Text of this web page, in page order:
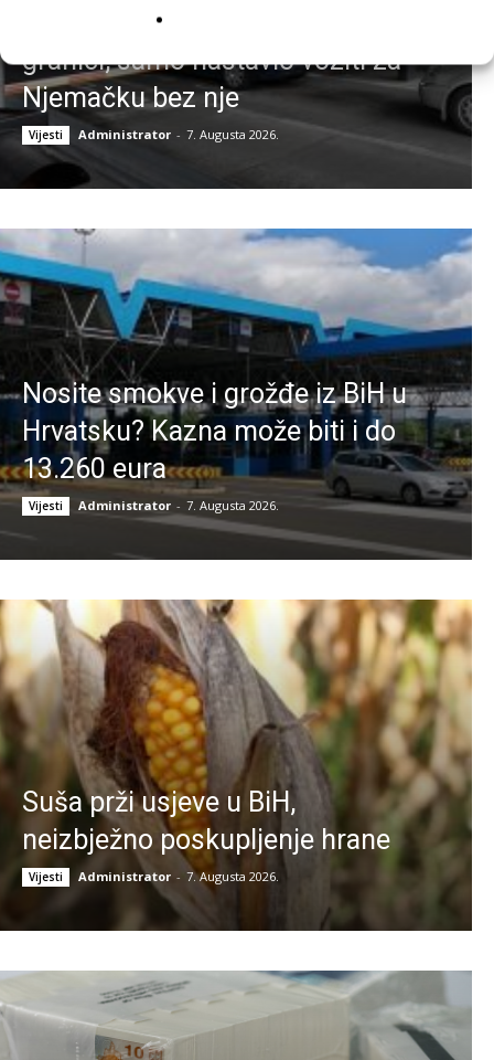
Bosanac zaboravio suprugu na
granici, samo nastavio voziti za
Njemačku bez nje
Vijesti Administrator - 7. Augusta 2026.
Nosite smokve i grožđe iz BiH u
Hrvatsku? Kazna može biti i do
13.260 eura
Vijesti Administrator - 7. Augusta 2026.
Suša prži usjeve u BiH,
neizbježno poskupljenje hrane
Vijesti Administrator - 7. Augusta 2026.